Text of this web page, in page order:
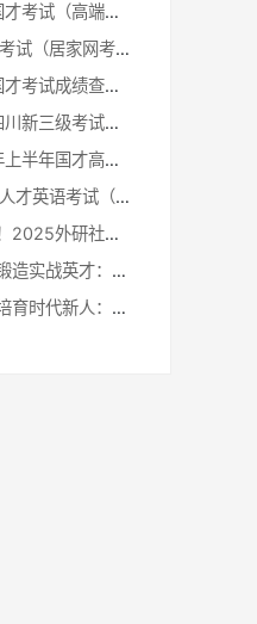
2026年上半年国才考试（高端高翻）考生须知
2026年8月国才考试（居家网考）考生须知
2026年上半年国才考试成绩查询及证书下载通知
2026年上半年四川新三级考试成绩开放查询！
关于调整2026年上半年国才高端及国才高翻考试时间的通知
2026年8月国际人才英语考试（居家网考）报名通知
考国才，进国赛！2025外研社国才杯外语能力大赛外卡政策公布！
服务教育强国，锻造实战英才：2026年上半年国才考试举行！
赋能区域发展，培育时代新人：2026年上半年四川新三级考试举行！